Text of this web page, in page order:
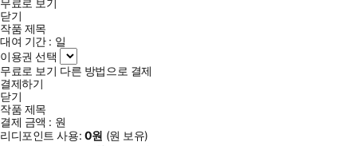
무료로 보기
닫기
작품 제목
대여 기간 : 일
이용권 선택
무료로 보기 다른 방법으로 결제
결제하기
닫기
작품 제목
결제 금액 : 원
리디포인트 사용: 0원 (원 보유)